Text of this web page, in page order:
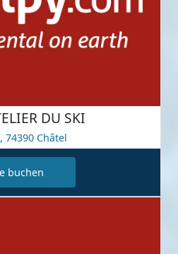
DU SKI
74390 Châtel
buchen